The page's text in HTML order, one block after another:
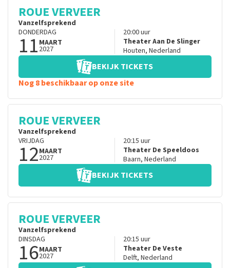
ROUE VERVEER
Vanzelfsprekend
DONDERDAG
11 MAART
2027
20:00uur
Theater Aan De Slinger
Houten, Nederland
BEKIJK TICKETS
Nog 8 beschikbaar op onze site
ROUE VERVEER
Vanzelfsprekend
VRIJDAG
12MAART
2027
20:15 uur
Theater De Speeldoos
Baarn, Nederland
BEKIJK TICKETS
ROUE VERVEER
Vanzelfsprekend
DINSDAG
16MAART
2027
20:15 uur
Theater De Veste
Delft, Nederland